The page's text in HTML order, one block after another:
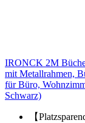
IRONCK 2M
mit Metallrahmen,
für Büro,
Schwarz)
【